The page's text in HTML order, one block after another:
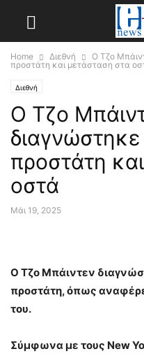
Home Διεθνή
Ο Τζο
προστάτη και μετάσταση στα
Διεθνή
Ο Τζο
προστάτη
οστά
Μάι 19, 2025
Ο Τζο Μπάιντεν
προστάτη, όπως
του.
Σύμφωνα με τους New